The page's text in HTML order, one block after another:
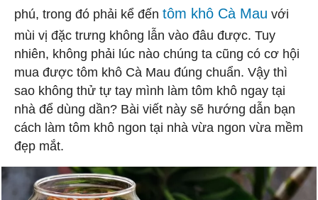
phú, trong đó phải kể đến tôm khô Cà Mau với
mùi vị đặc trưng không lẫn vào đâu được. Tuy
nhiên, không phải lúc nào chúng ta cũng có cơ hội
mua được tôm khô Cà Mau đúng chuẩn. Vậy thì
sao không thử tự tay mình làm tôm khô ngay tại
nhà để dùng dần? Bài viết này sẽ hướng dẫn bạn
cách làm tôm khô ngon tại nhà vừa ngon vừa mềm
đẹp mắt.